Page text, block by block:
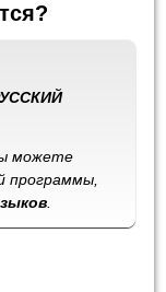
можете
программы,